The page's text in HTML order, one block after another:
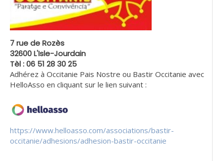
7 rue de Rozès
32600 L'Isle-Jourdain
Tèl : 06 51 28 30 25
Adhérez à Occitanie Pais Nostre ou Bastir Occitanie avec
HelloAsso en cliquant sur le lien suivant :
https://www.helloasso.com/associations/bastir-
occitanie/adhesions/adhesion-bastir-occitanie